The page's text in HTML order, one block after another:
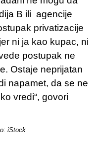
B ili agencije
privatizacije
ni ja kao kupac, ni
postupak ne
Ostaje neprijatan
napamet, da se ne
vredi“, govori
iStock